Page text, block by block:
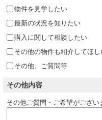
物件を見学したい
最新の状況を知りたい
購入に関して相談したい
その他の物件も紹介してほし
その他、ご質問等
その他内容
その他ご質問・ご希望がござい